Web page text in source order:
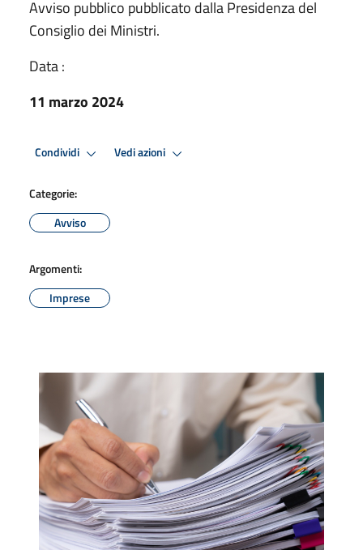
Avviso pubblico pubblicato dalla Presidenza del
Consiglio dei Ministri.
Data :
11 marzo 2024
Condividi Vedi azioni
Categorie:
Avviso
Argomenti:
Imprese